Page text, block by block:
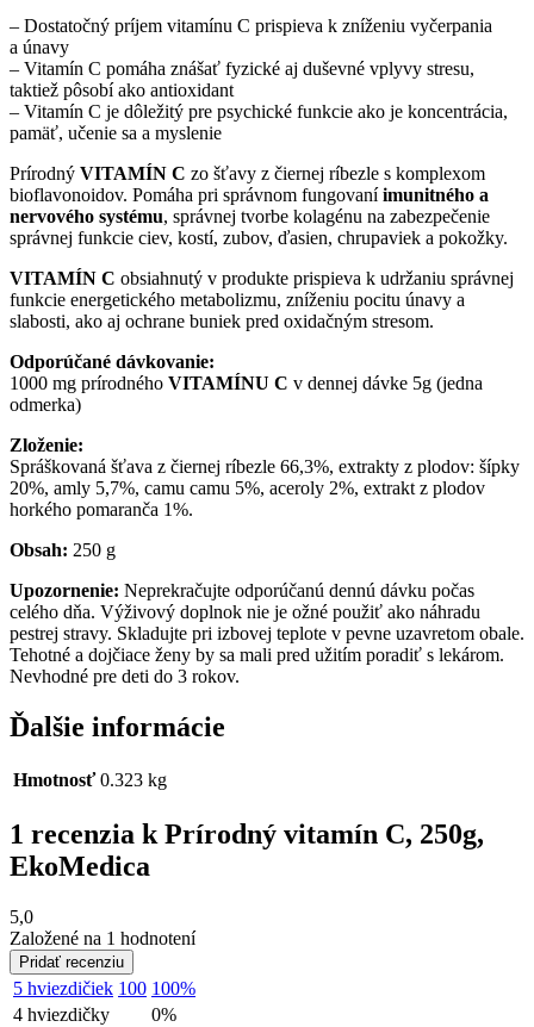
– Dostatočný príjem vitamínu C prispieva k zníženiu vyčerpania
a únavy
– Vitamín C pomáha znášať fyzické aj duševné vplyvy stresu,
taktiež pôsobí ako antioxidant
– Vitamín C je dôležitý pre psychické funkcie ako je koncentrácia,
pamäť, učenie sa a myslenie
Prírodný VITAMÍN C zo šťavy z čiernej ríbezle s komplexom
bioflavonoidov. Pomáha pri správnom fungovaníimunitného a
nervového systému, správnej tvorbe kolagénu na zabezpečenie
správnej funkcie ciev, kostí, zubov, ďasien, chrupaviek a pokožky.
VITAMÍN C obsiahnutý v produkte prispieva k udržaniu správnej
funkcie energetického metabolizmu, zníženiu pocitu únavy a
slabosti, ako aj ochrane buniek pred oxidačným stresom.
Odporúčané dávkovanie:
1000 mg prírodného VITAMÍNU C v dennej dávke 5g (jedna
odmerka)
Zloženie:
Spráškovaná šťava z čiernej ríbezle 66,3%, extrakty z plodov: šípky
20%, amly 5,7%, camu camu 5%, aceroly 2%, extrakt z plodov
horkého pomaranča 1%.
Obsah: 250 g
Upozornenie: Neprekračujte odporúčanú dennú dávku počas
celého dňa. Výživový doplnok nie je ožné použiť ako náhradu
pestrej stravy. Skladujte pri izbovej teplote v pevne uzavretom obale.
Tehotné a dojčiace ženy by sa mali pred užitím poradiť s lekárom.
Nevhodné pre deti do 3 rokov.
Ďalšie informácie
Hmotnosť 0.323 kg
1 recenzia kPrírodný vitamín C, 250g,
EkoMedica
5,0
Založené na 1 hodnotení
Pridať recenziu
5 hviezdičiek 100 100%
4 hviezdičky
0%